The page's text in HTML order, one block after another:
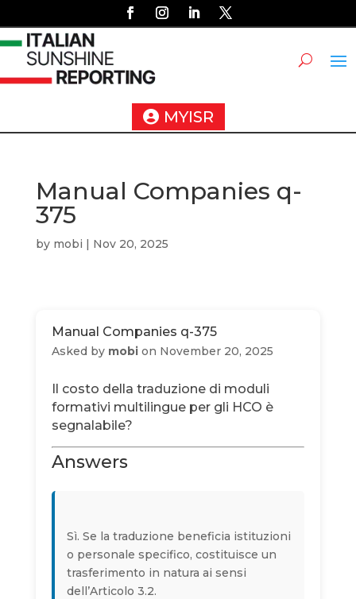
MYISR
Manual Companies q-
375
by mobi | Nov 20, 2025
Manual Companies q-375
Asked by mobion November 20, 2025
Il costo della traduzione di moduli
formativi multilingue per gli HCO è
segnalabile?
Answers
Sì. Se la traduzione beneficia istituzioni
o personale specifico, costituisce un
trasferimento in natura ai sensi
dell’Articolo 3.2.